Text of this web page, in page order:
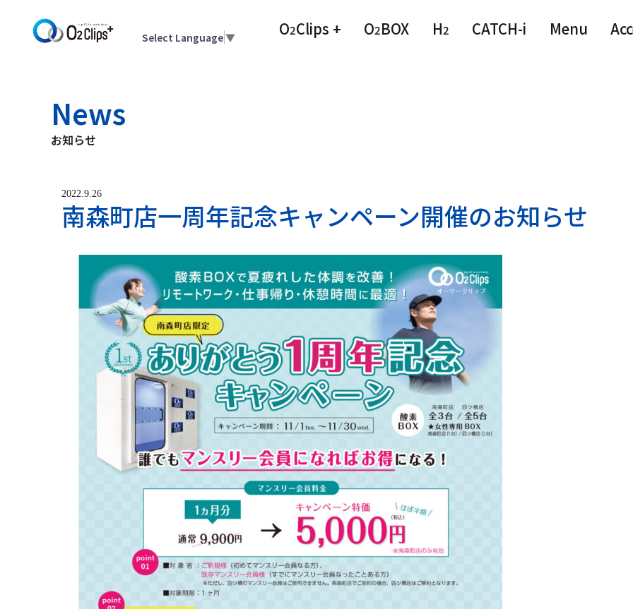
Select Language▼ O2Clips + O2BOX H2 CATCH-i Menu
News
お知らせ
2022.9.26
南森町店一周年記念キャンペーン開催のお知らせ